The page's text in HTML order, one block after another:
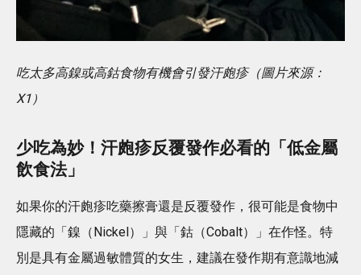
吃太多高鎳或高鈷食物有機會引發汗皰疹（圖片來源：
X1）
少吃為妙！汗皰疹反覆發作必看的「低金屬
飲食法」
如果你的汗皰疹吃藥擦膏還是反覆發作，很可能是食物中
隱藏的「鎳（Nickel）」與「鈷（Cobalt）」在作怪。特
別是具有金屬過敏體質的女生，建議在發作期有意識地減